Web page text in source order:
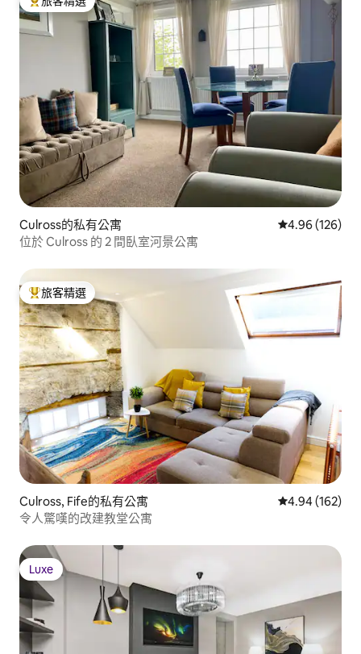
旅客精選榜首
Culross的私有公寓 從 126 則評價
4.96 (126)
位於 Culross 的 2 間臥室河景公寓
旅客精選榜首
旅客精選
Culross, Fife的私有公寓 從 162 則評價
4.94 (162)
令人驚嘆的改建教堂公寓
Luxe
Luxe